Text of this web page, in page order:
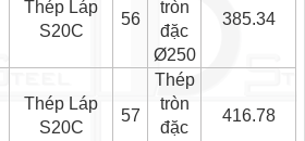
Thép Láp
S20C
56
tròn
đặc
Ø250
385.34
Thép Láp
S20C
57
Thép
tròn
đặc
416.78